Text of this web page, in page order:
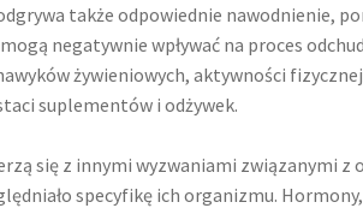
także odpowiednie nawodnienie,
negatywnie wpływać na proces
żywieniowych, aktywności
suplementów i odżywek.
się z innymi wyzwaniami związanymi z
specyfikę ich organizmu.